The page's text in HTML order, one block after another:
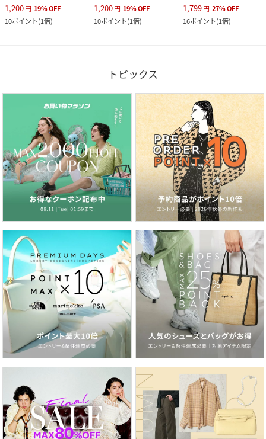
1,200円 19%OFF
10ポイント(1倍)
1,200円 19%OFF
10ポイント(1倍)
1,799円 27%OFF
16ポイント(1倍)
トピックス